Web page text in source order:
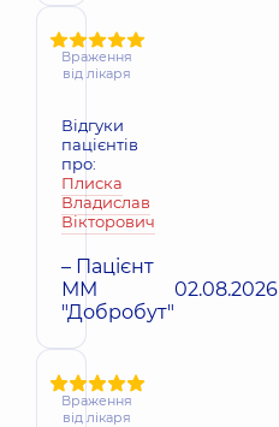
Враження
від лікаря
Відгуки
пацієнтів
про:
Плиска
Владислав
Вікторович
– Пацієнт
ММ
"Добробут"
02.08.2026
Враження
від лікаря